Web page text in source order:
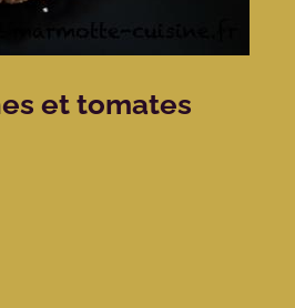
et tomates